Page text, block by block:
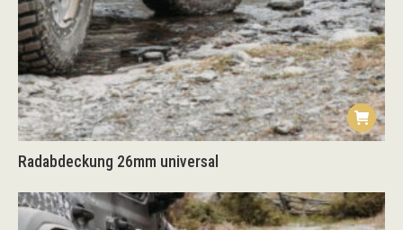
Radabdeckung 26mm universal